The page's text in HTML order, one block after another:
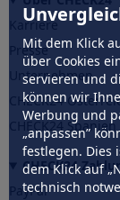
Mit dem Klick
über Cookies
servieren und
können wir
Werbung und
„anpassen”
festlegen. Dies
dem Klick auf
technisch
Karriere
Presse
Unternehmen
CHECK24
CHECK24 Spanien
CHECK24
PayPal